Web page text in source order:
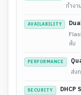
ทำง
AVAILABILITY
ล้ม
PERFORMANCE
ส่ง
SECURITY
DHCP